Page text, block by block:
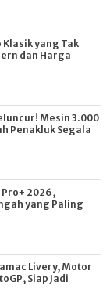
Klasik yang Tak
dan Harga
Mesin 3.000
Penakluk Segala
2026,
yang Paling
Livery, Motor
Siap Jadi